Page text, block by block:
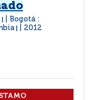
Bogotá :
2012